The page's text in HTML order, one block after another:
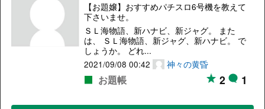
【お題嬢】おすすめパチスロ6号機を教えて
下さいませ。
ＳＬ海物語、新ハナビ、新ジャグ。 また
は、 ＳＬ海物語、新ジャグ、新ハナビ。 で
しょうか。 どれ...
2021/09/08 00:42
神々の黄昏
お題帳 2 1